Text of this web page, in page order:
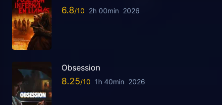
6.8 2h 00min 2026
Obsession
8.25 1h 40min 2026